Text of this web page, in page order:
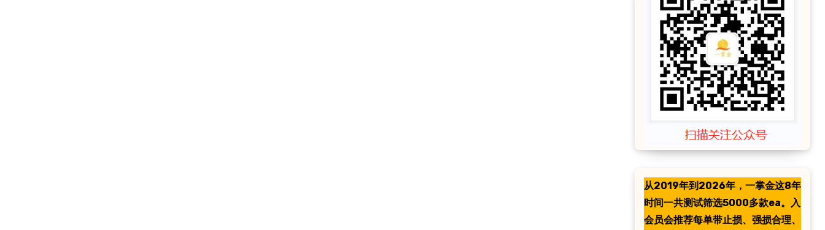
从2019年到2026年，一掌金这8年
时间一共测试筛选5000多款ea。入
会员会推荐每单带止损、强损合理、